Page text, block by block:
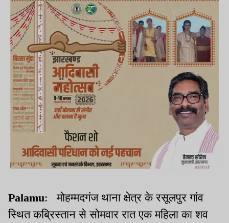
Palamu: मोहम्मदगंज थाना क्षेत्र के रसूलपुर गांव
स्थित कब्रिस्तान से सोमवार रात एक महिला का शव